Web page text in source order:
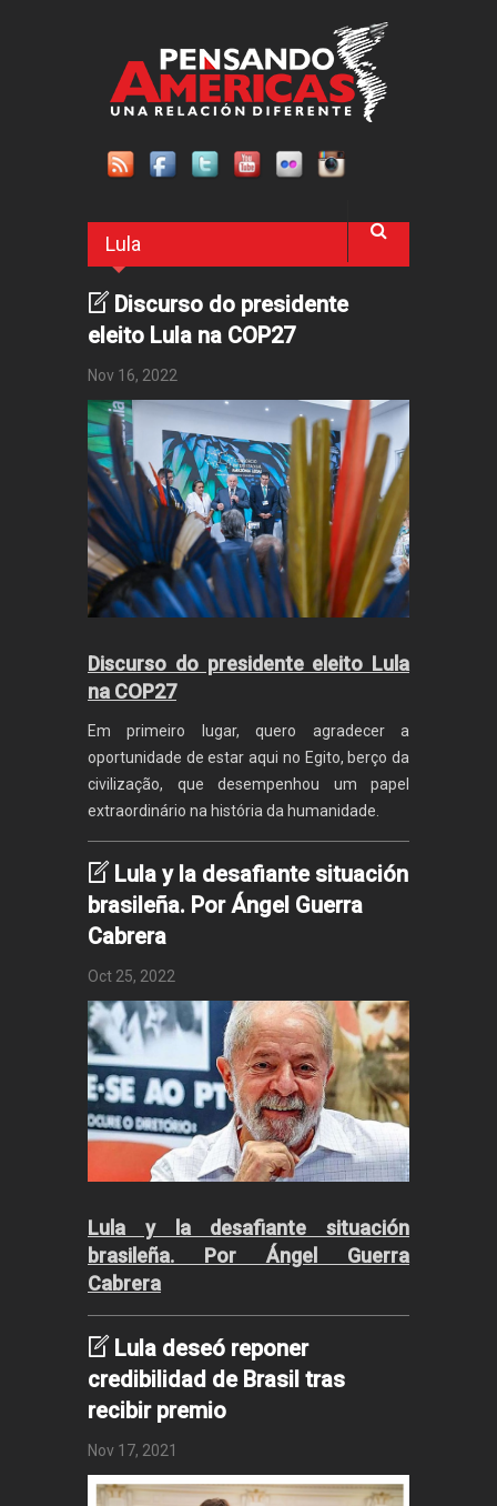
Lula
Discurso do presidente
eleito Lula na COP27
Nov 16, 2022
Discurso do presidente eleito Lula
na COP27
Em primeiro lugar, quero agradecer a
oportunidade de estar aqui no Egito, berço da
civilização, que desempenhou um papel
extraordinário na história da humanidade.
Lula y la desafiante situación
brasileña. Por Ángel Guerra
Cabrera
Oct 25, 2022
Lula y la desafiante situación
brasileña. Por Ángel Guerra
Cabrera
Lula deseó reponer
credibilidad de Brasil tras
recibir premio
Nov 17, 2021